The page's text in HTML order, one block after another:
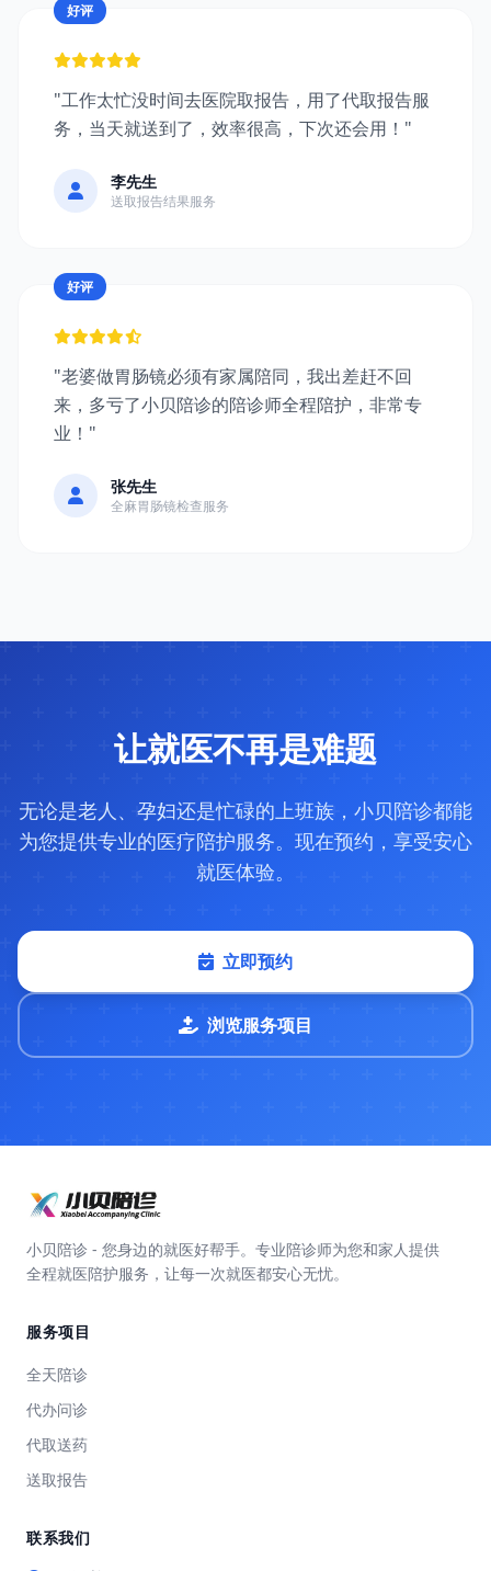
好评
"工作太忙没时间去医院取报告，用了代取报告服
务，当天就送到了，效率很高，下次还会用！"
李先生
送取报告结果服务
好评
"老婆做胃肠镜必须有家属陪同，我出差赶不回
来，多亏了小贝陪诊的陪诊师全程陪护，非常专
业！"
张先生
全麻胃肠镜检查服务
让就医不再是难题
无论是老人、孕妇还是忙碌的上班族，小贝陪诊都能
为您提供专业的医疗陪护服务。现在预约，享受安心
就医体验。
立即预约
浏览服务项目
小贝陪诊 - 您身边的就医好帮手。专业陪诊师为您和家人提供
全程就医陪护服务，让每一次就医都安心无忧。
服务项目
全天陪诊
代办问诊
代取送药
送取报告
联系我们